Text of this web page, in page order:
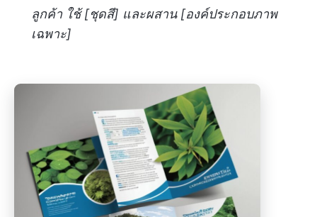
ลูกค้า ใช้ [ชุดสี] และผสาน [องค์ประกอบภาพ
เฉพาะ]